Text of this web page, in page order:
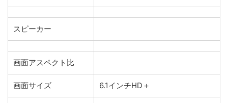
スピーカー
画面アスペクト比
画面サイズ 6.1インチHD＋